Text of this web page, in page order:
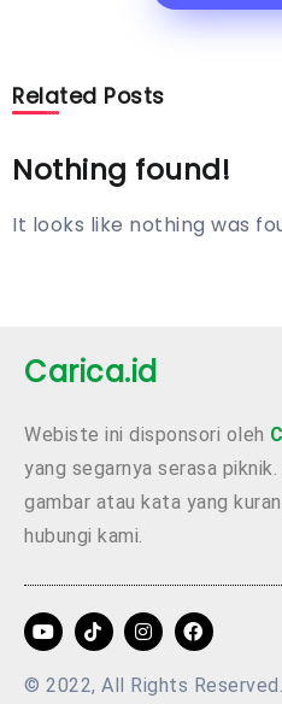
Related Posts
Nothing found!
It looks like nothing was
Carica.id
Webiste ini disponsori oleh
yang segarnya serasa
gambar atau kata yang
hubungi kami.
© 2022, All Rights Reserved.